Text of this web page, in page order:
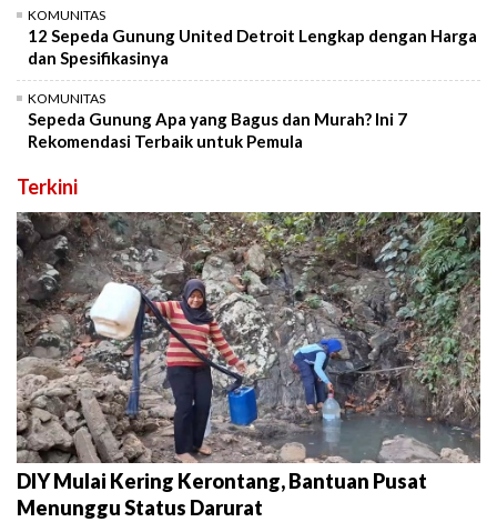
KOMUNITAS
12 Sepeda Gunung United Detroit Lengkap dengan Harga
dan Spesifikasinya
KOMUNITAS
Sepeda Gunung Apa yang Bagus dan Murah? Ini 7
Rekomendasi Terbaik untuk Pemula
Terkini
DIY Mulai Kering Kerontang, Bantuan Pusat
Menunggu Status Darurat